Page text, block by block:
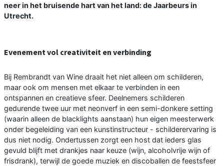
neer in het bruisende hart van het land: de Jaarbeurs in
Utrecht.
Evenement vol creativiteit en verbinding
Bij Rembrandt van Wine draait het niet alleen om schilderen,
maar ook om mensen met elkaar te verbinden in een
ontspannen en creatieve sfeer. Deelnemers schilderen
gedurende twee uur met neonverf in een semi-donkere setting
(waarin alleen de blacklights aanstaan) hun eigen meesterwerk
onder begeleiding van een kunstinstructeur - schilderervaring is
dus niet nodig. Ondertussen zorgt een host dat ieders glas
gevuld blijft met drankjes naar keuze (wijn, alcoholvrije wijn of
frisdrank), terwijl de goede muziek en discoballen de feestsfeer